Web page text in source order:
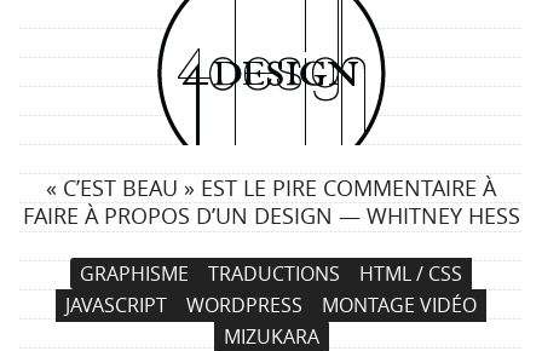
4
d
e
s
i
g
« C’EST BEAU » EST LE PIRE COMMENTAIRE À
FAIRE À PROPOS D’UN DESIGN — WHITNEY HESS
GRAPHISME TRADUCTIONS
HTML / CSS
JAVASCRIPT
WORDPRESS
MONTAGE VIDÉO
MIZUKARA